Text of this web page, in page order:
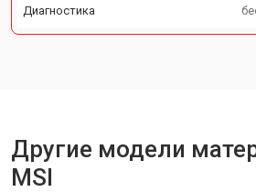
Диагностика
Другие модели
MSI